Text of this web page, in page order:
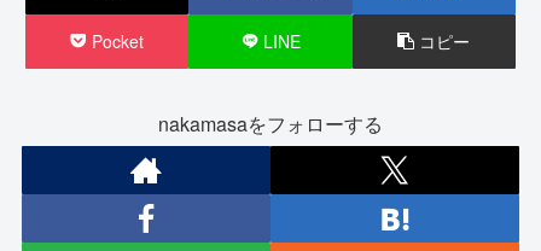
Pocket LINE コピー
nakamasaをフォローする